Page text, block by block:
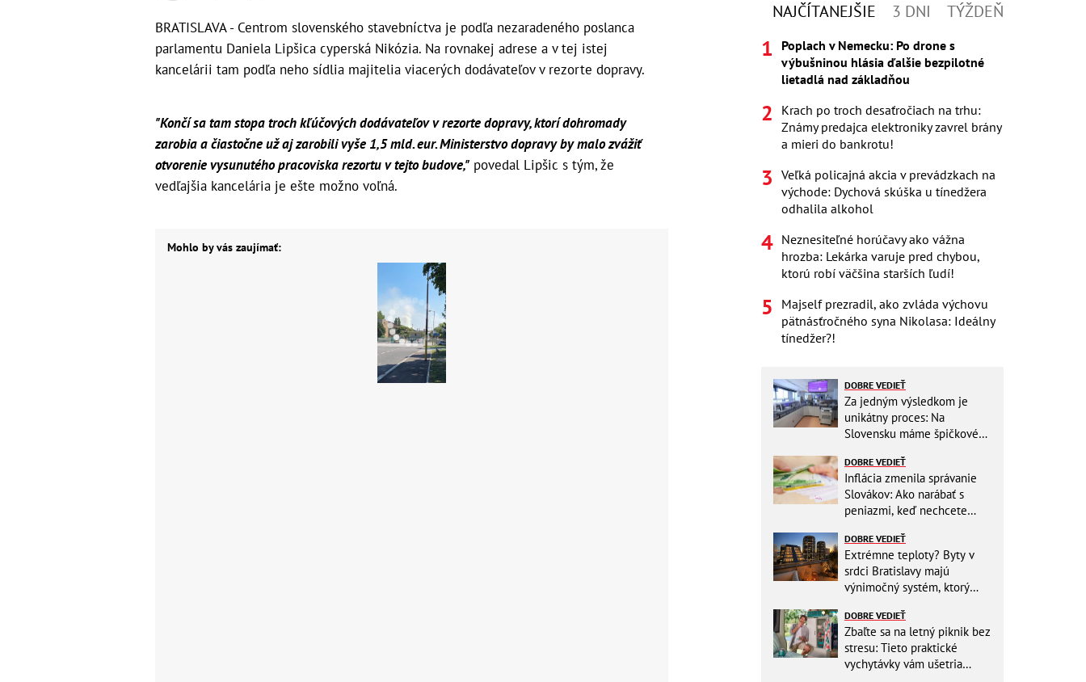
BRATISLAVA - Centrom slovenského stavebníctva je podľa nezaradeného poslanca
parlamentu Daniela Lipšica cyperská Nikózia. Na rovnakej adrese a v tej istej
kancelárii tam podľa neho sídlia majitelia viacerých dodávateľov v rezorte dopravy.
"Končí sa tam stopa troch kľúčových dodávateľov v rezorte dopravy, ktorí dohromady
zarobia a čiastočne už aj zarobili vyše 1,5 mld. eur. Ministerstvo dopravy by malo zvážiť
otvorenie vysunutého pracoviska rezortu v tejto budove," povedal Lipšic s tým, že
vedľajšia kancelária je ešte možno voľná.
Mohlo by vás zaujímať:
NAJČÍTANEJŠIE 3 DNI TÝŽDEŇ
Poplach v Nemecku: Po drone s
výbušninou hlásia ďalšie bezpilotné
lietadlá nad základňou
Krach po troch desaťročiach na trhu:
Známy predajca elektroniky zavrel brány
a mieri do bankrotu!
Veľká policajná akcia v prevádzkach na
východe: Dychová skúška u tínedžera
odhalila alkohol
Neznesiteľné horúčavy ako vážna
hrozba: Lekárka varuje pred chybou,
ktorú robí väčšina starších ľudí!
Majself prezradil, ako zvláda výchovu
pätnásťročného syna Nikolasa: Ideálny
tínedžer?!
DOBRE VEDIEŤ
Za jedným výsledkom je
unikátny proces: Na
Slovensku máme špičkové
DOBRE VEDIEŤ
Inflácia zmenila správanie
Slovákov: Ako narábať s
peniazmi, keď nechcete
DOBRE VEDIEŤ
Extrémne teploty? Byty v
srdci Bratislavy majú
výnimočný systém, ktorý
DOBRE VEDIEŤ
Zbaľte sa na letný piknik bez
stresu: Tieto praktické
vychytávky vám ušetria